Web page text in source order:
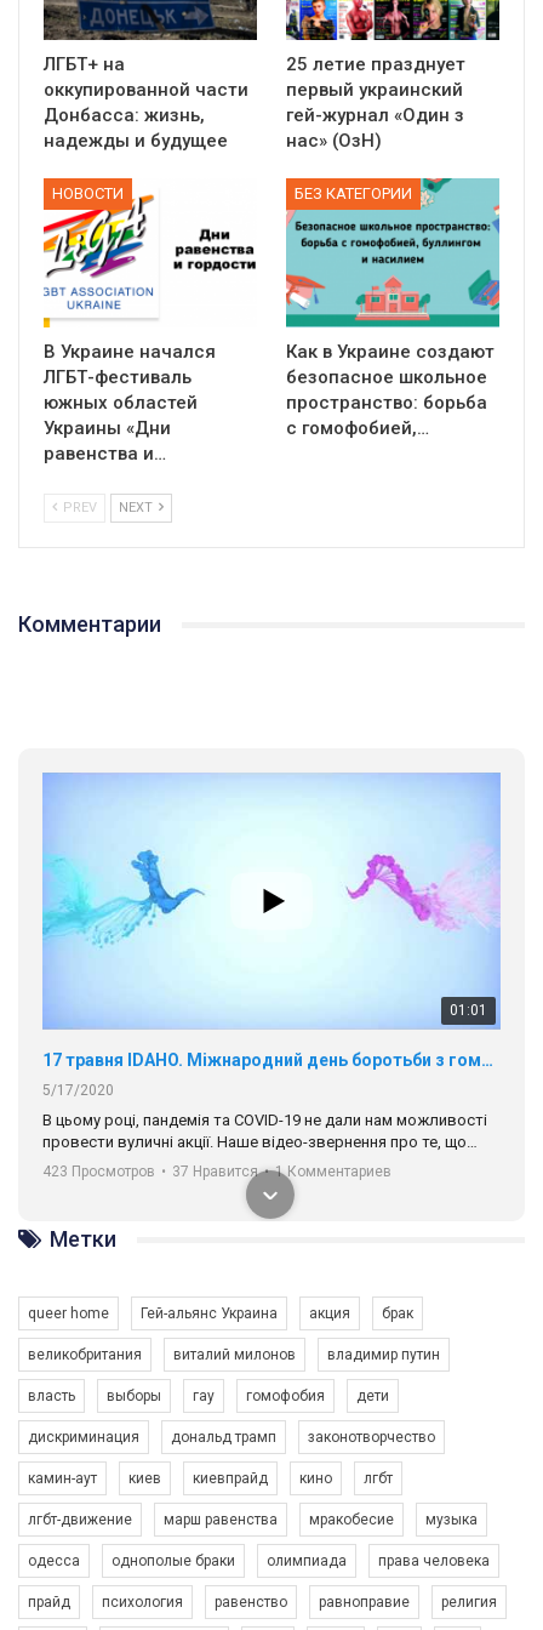
ЛГБТ+ на
оккупированной части
Донбасса: жизнь,
надежды и будущее
25 летие празднует
первый украинский
гей-журнал «Один з
нас» (ОзН)
НОВОСТИ
В Украине начался
ЛГБТ-фестиваль
южных областей
Украины «Дни
равенства и…
БЕЗ КАТЕГОРИИ
Как в Украине создают
безопасное школьное
пространство: борьба
с гомофобией,…
PREV NEXT
Комментарии
01:01
17 травня IDAHO. Міжнародний день боротьби з гомофобією трансфобією і біфобія.
5/17/2020
В цьому році, пандемія та COVІD-19 не дали нам можливості
провести вуличні акції. Наше відео-звернення про те, що
навіть коли ми у різних містах та не можемо зустрінеться, ми
разом. Ми закликаємо всіх хто поділяє цінності рівності та
солідарності, приєднатися до нас. Регіональні підрозділи
ГАУ є в 16 областях України.
Разом наш голос лунає гучніше!
423 Просмотров • 37 Нравится • 1 Комментариев
Зупинимо насильство проти ЛГБТ в Україні! Stop violence against LGBT in Ukraine!
6/30/2017
Емоційний та вражаючий промо-ролік на конкурс PACT, який
представляє програму "Гей-альянс Україна" з протидії
Метки
queer home Гей-альянс Украина акция брак
великобритания виталий милонов владимир путин
власть выборы гау гомофобия дети
дискриминация дональд трамп законотворчество
камин-аут киев киевпрайд кино лгбт
лгбт-движение марш равенства мракобесие музыка
одесса однополые браки олимпиада права человека
прайд психология равенство равноправие религия